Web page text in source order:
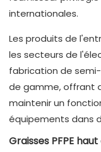
internationales.
Les produits de
les secteurs de
fabrication de
de gamme, offrant
maintenir un
équipements dans
Graisses PFPE